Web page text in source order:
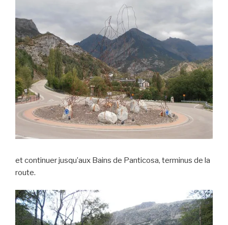
et continuer jusqu’aux Bains de Panticosa, terminus de la
route.